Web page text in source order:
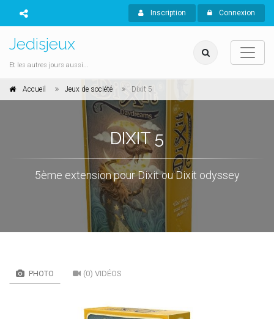
Inscription Connexion
Jedisjeux
Et les autres jours aussi...
Accueil Jeux de société Dixit 5
DIXIT 5
5ème extension pour Dixit ou Dixit odyssey
PHOTO (0) VIDÉOS